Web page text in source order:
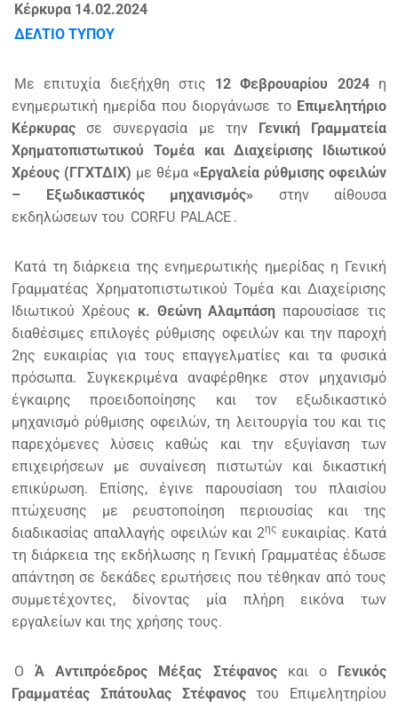
Κέρκυρα 14.02.2024
ΔΕΛΤΙΟ ΤΥΠΟΥ
Με επιτυχία διεξήχθη στις 12 Φεβρουαρίου 2024η
ενημερωτική ημερίδα που διοργάνωσε το Επιμελητήριο
Κέρκυρας σε συνεργασία με την Γενική Γραμματεία
Χρηματοπιστωτικού Τομέα και Διαχείρισης Ιδιωτικού
Χρέους (ΓΓΧΤΔΙΧ) με θέμα «Εργαλεία ρύθμισης οφειλών
– Εξωδικαστικός μηχανισμός» στην αίθουσα
εκδηλώσεων του CORFU PALACE .
Κατά τη διάρκεια της ενημερωτικής ημερίδας η Γενική
Γραμματέας Χρηματοπιστωτικού Τομέα και Διαχείρισης
Ιδιωτικού Χρέους κ. Θεώνη Αλαμπάση παρουσίασε τις
διαθέσιμες επιλογές ρύθμισης οφειλών και την παροχή
2ης ευκαιρίας για τους επαγγελματίες και τα φυσικά
πρόσωπα. Συγκεκριμένα αναφέρθηκε στον μηχανισμό
έγκαιρης προειδοποίησης και τον εξωδικαστικό
μηχανισμό ρύθμισης οφειλών, τη λειτουργία του και τις
παρεχόμενες λύσεις καθώς και την εξυγίανση των
επιχειρήσεων με συναίνεση πιστωτών και δικαστική
επικύρωση. Επίσης, έγινε παρουσίαση του πλαισίου
πτώχευσης με ρευστοποίηση περιουσίας και της
διαδικασίας απαλλαγής οφειλών και 2ης ευκαιρίας. Κατά
τη διάρκεια της εκδήλωσης η Γενική Γραμματέας έδωσε
απάντηση σε δεκάδες ερωτήσεις που τέθηκαν από τους
συμμετέχοντες, δίνοντας μία πλήρη εικόνα των
εργαλείων και της χρήσης τους.
ΟΆ Αντιπρόεδρος Μέξας Στέφανοςκαι ο Γενικός
Γραμματέας Σπάτουλας Στέφανοςτου Επιμελητηρίου